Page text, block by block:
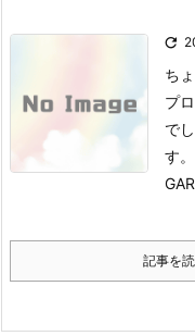

ち
プ
で
す。
記事を